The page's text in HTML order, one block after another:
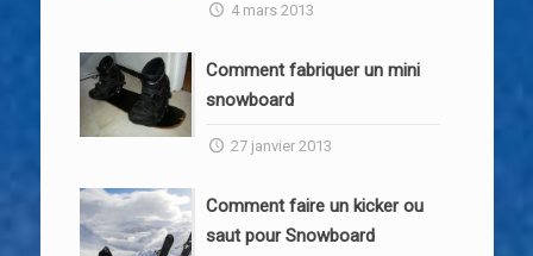
4 mars 2013
Comment fabriquer un mini
snowboard
27 janvier 2013
Comment faire un kicker ou
saut pour Snowboard